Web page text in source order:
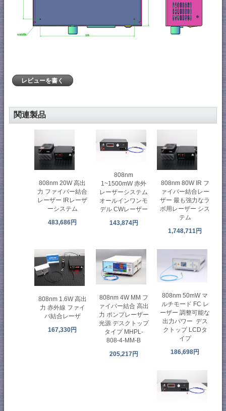
レビューを書く
関連製品
808nm 20W 高出
力 ファイバー結合
レーザー IRレーザ
ーシステム
483,686円
808nm
1~1500mW 赤外
レーザーシステム
オールインワンモ
デル CWレーザー
143,874円
808nm 80W IR フ
ァイバー結合レー
ザー 最も強力なラ
ボ用レーザー シス
テム
1,748,711円
808nm 1.6W 高出
力 赤外線 ファイ
バ結合レーザ
167,330円
808nm 4W MM フ
ァイバー結合 高出
力 ポンプレーザー
光源 デスクトップ
タイプ MHPL-
808-4-MM-B
205,217円
808nm 50mW マ
ルチモード FC レ
ーザー 調整可能な
出力パワー デス
クトップ LCDタ
イプ
186,698円